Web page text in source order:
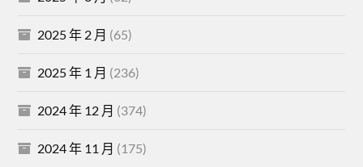
2025 年 2 月 (65)
2025 年 1 月 (236)
2024 年 12 月 (374)
2024 年 11 月 (175)